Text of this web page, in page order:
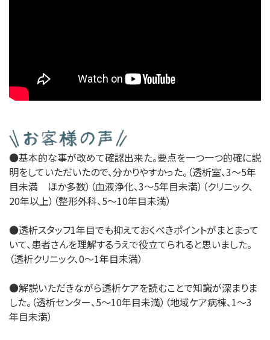
●基本的な事が改めて確認出来た。要点を一つ一つ的確に説
明をしていただいたので、分かりやすかった。（透析室、3～5年
目未満 ほか多数）（血液浄化、3～5年目未満）（クリニック、
20年以上）（整形外科、5～10年目未満）
●透析スタッフ1年目でも抑えておくべきポイントがまとまって
いて、患者さんを理解するうえで役立てられると思いました。
（透析クリニック、0～1年目未満）
●解説いただきながら透析ケアを読むことで知識が深まりま
した。（透析センター、5～10年目未満）（地域ケア病棟、1～3
年目未満）